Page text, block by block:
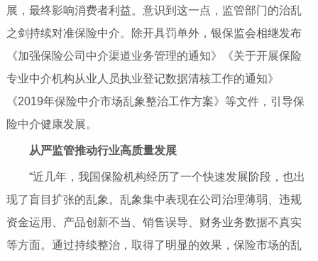
展，最终影响消费者利益。意识到这一点，监管部门的治乱
之剑持续对准保险中介。除开具罚单外，银保监会相继发布
《加强保险公司中介渠道业务管理的通知》《关于开展保险
专业中介机构从业人员执业登记数据清核工作的通知》
《2019年保险中介市场乱象整治工作方案》等文件，引导保
险中介健康发展。
从严监管推动行业高质量发展
“近几年，我国保险机构经历了一个快速发展阶段，也出
现了盲目扩张的乱象。乱象集中表现在公司治理薄弱、违规
资金运用、产品创新不当、销售误导、财务业务数据不真实
等方面。通过持续整治，取得了明显的效果，保险市场的乱